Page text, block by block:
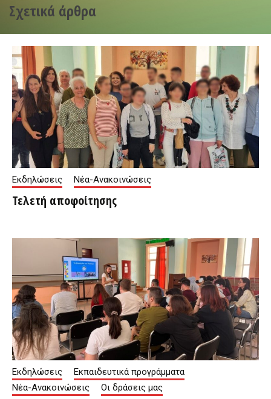
Σχετικά άρθρα
Εκδηλώσεις Νέα-Ανακοινώσεις
Τελετή αποφοίτησης
Εκδηλώσεις
Εκπαιδευτικά προγράμματα
Νέα-Ανακοινώσεις
Οι δράσεις μας